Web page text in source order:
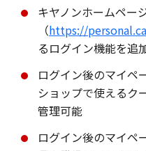
キヤノンホームペー
（https://
るログイン機能を追
ログイン後のマイペ
ショップで使えるク
管理可能
ログイン後のマイペ